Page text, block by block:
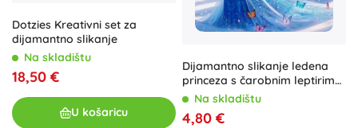
Dotzies Kreativni set za
dijamantno slikanje
Na skladištu
18,50 €
U košaricu
Dijamantno slikanje ledena
princeza s čarobnim leptirima
30 × 40 cm
Na skladištu
4,80 €